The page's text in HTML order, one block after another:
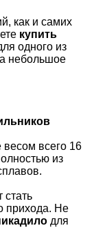
как и самих
купить
одного из
небольшое
всего 16
из
стать
прихода. Не
для